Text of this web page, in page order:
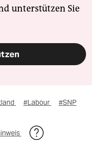
unterstützen Sie
#Labour #SNP